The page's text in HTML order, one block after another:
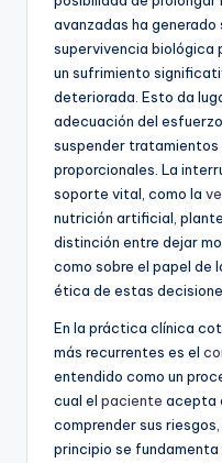
avanzadas ha generado
supervivencia biológica
un sufrimiento
deteriorada. Esto da
adecuación del
suspender
proporcionales. La
soporte vital, como la
nutrición artificial,
distinción entre dejar
como sobre el papel de
ética de estas
En la práctica clínica
más recurrentes es el
entendido como un
cual el paciente acepta
comprender sus
principio se fundamenta